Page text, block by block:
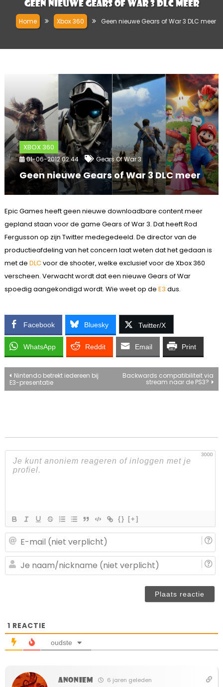
Geen nieuwe Gears of War 3 DLC meer
Home Xbox 360 Geen nieuwe Gears of War 3 DLC meer
XBOX 360
01-06-2012 02:44 Gears Of War 3
Geen nieuwe Gears of War 3 DLC meer
Epic Games heeft geen nieuwe downloadbare content meer
gepland staan voor de game Gears of War 3. Dat heeft Rod
Fergusson op zijn Twitter medegedeeld. De director van de
productieafdeling van het concern laat weten dat het gedaan is
met de DLCvoor de shooter, welke exclusief voor de Xbox 360
verscheen. Verwacht wordt dat een nieuwe Gears of War
spoedig aangekondigd wordt. Wie weet op de E3 dus.
Facebook Bluesky Twitter/X
WhatsApp Reddit Email Print
Bericht
Nintendo betrekt iedereen bij
E3-presentatie
Backwards compatibiliteit via
stream naar de PS3?
3000
{} [+]
1 REACTIE
oudste
Anoniem 6 jaren geleden